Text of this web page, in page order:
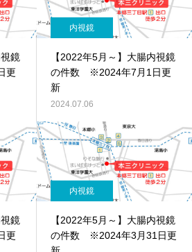
鏡
更
内視鏡
【2022年5月～】大腸内視鏡
の件数 ※2024年7月1日更
新
2024.07.06
鏡
更
内視鏡
【2022年5月～】大腸内視鏡
の件数 ※2024年3月31日更